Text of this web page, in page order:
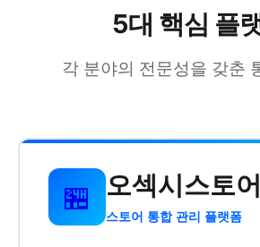
5대 핵심 플
각 분야의 전문성을 갖춘
🏪 오섹시스토어
스토어 통합 관리 플랫폼